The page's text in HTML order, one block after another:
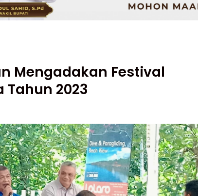
Mengadakan Festival
Tahun 2023